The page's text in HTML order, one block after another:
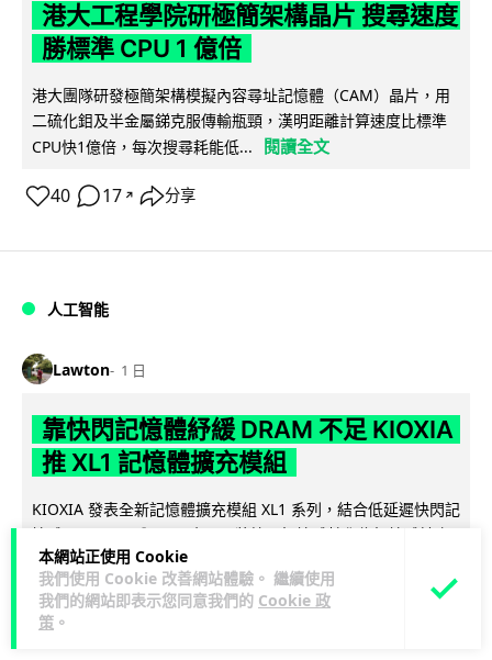
本網站正使用 Cookie
我們使用 Cookie 改善網站體驗。 繼續使用
我們的網站即表示您同意我們的 Cookie 政
策 。
港大工程學院研極簡架構晶片 搜尋速度
勝標準 CPU 1 億倍
港大團隊研發極簡架構模擬內容尋址記憶體（CAM）晶片，用
二硫化鉬及半金屬銻克服傳輸瓶頸，漢明距離計算速度比標準
CPU快1億倍，每次搜尋耗能低...
閱讀全文
40 17 ↗ 分享
人工智能
Lawton 1 日
靠快閃記憶體紓緩 DRAM 不足 KIOXIA
推 XL1 記憶體擴充模組
KIOXIA 發表全新記憶體擴充模組 XL1 系列，結合低延遲快閃記
憶體 XL-FLASH 與 CXL 介面，將快閃記憶體轉化為記憶體擴充
方... 閱讀全文
84 5↗ 分享